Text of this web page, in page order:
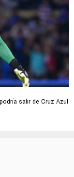
salir de Cruz Azul